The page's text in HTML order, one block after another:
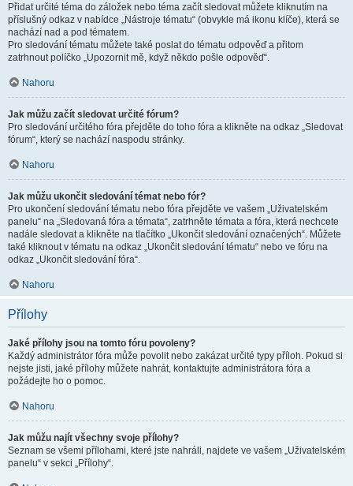
Přidat určité téma do záložek nebo téma začít sledovat můžete kliknutím na
příslušný odkaz v nabídce „Nástroje tématu“ (obvykle má ikonu klíče), která se
nachází nad a pod tématem.
Pro sledování tématu můžete také poslat do tématu odpověď a přitom
zatrhnout políčko „Upozornit mě, když někdo pošle odpověď“.
Nahoru
Jak můžu začít sledovat určité fórum?
Pro sledování určitého fóra přejděte do toho fóra a klikněte na odkaz „Sledovat
fórum“, který se nachází naspodu stránky.
Nahoru
Jak můžu ukončit sledování témat nebo fór?
Pro ukončení sledování tématu nebo fóra přejděte ve vašem „Uživatelském
panelu“ na „Sledovaná fóra a témata“, zatrhněte témata a fóra, která nechcete
nadále sledovat a klikněte na tlačítko „Ukončit sledování označených“. Můžete
také kliknout v tématu na odkaz „Ukončit sledování tématu“ nebo ve fóru na
odkaz „Ukončit sledování fóra“.
Nahoru
Přílohy
Jaké přílohy jsou na tomto fóru povoleny?
Každý administrátor fóra může povolit nebo zakázat určité typy příloh. Pokud si
nejste jisti, jaké přílohy můžete nahrát, kontaktujte administrátora fóra a
požádejte ho o pomoc.
Nahoru
Jak můžu najít všechny svoje přílohy?
Seznam se všemi přílohami, které jste nahráli, najdete ve vašem „Uživatelském
panelu“ v sekci „Přílohy“.